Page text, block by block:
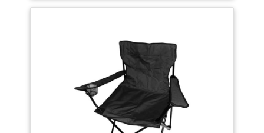
x P x H) ; lot de 2